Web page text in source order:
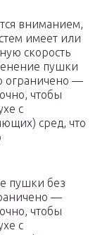
вниманием,
имеет или
скорость
пушки
ограничено —
чтобы
с
сред, что
пушки без
—
чтобы
с